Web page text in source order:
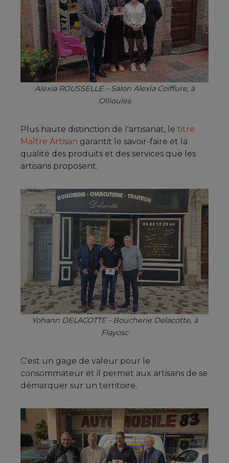
Alexia ROUSSELLE – Salon Alexia Coiffure, à
Ollioules
Plus haute distinction de l'artisanat, le titre
Maître Artisan garantit le savoir-faire et la
qualité des produits et des services que les
artisans proposent.
Yohann DELACOTTE - Boucherie Delacotte, à
Flayosc
C'est un gage de valeur pour le
consommateur et il permet aux artisans de se
démarquer sur un territoire.